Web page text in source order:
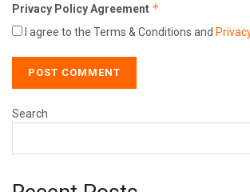
Privacy Policy Agreement *
I agree to the Terms & Conditions and
Search